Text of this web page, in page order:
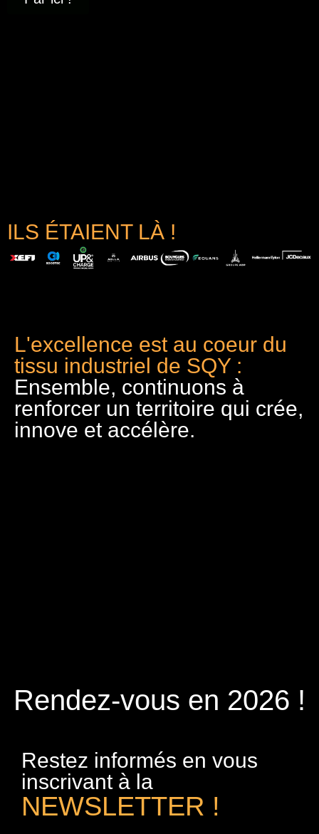
ILS ÉTAIENT LÀ !
L'excellence est au coeur du
tissu industriel de SQY :
Ensemble, continuons à
renforcer un territoire qui crée,
innove et accélère.
Rendez-vous en 2026 !
Restez informés en vous
inscrivant à la
NEWSLETTER !